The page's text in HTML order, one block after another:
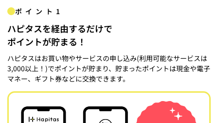
ポイント1
ハピタスを経由するだけで
ポイントが貯まる！
ハピタスはお買い物やサービスの申し込み(利用可能なサービスは
3,000以上！)でポイントが貯まり、貯まったポイントは現金や電子
マネー、ギフト券などに交換できます。